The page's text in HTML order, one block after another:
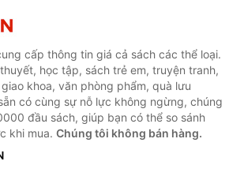
cấp thông tin giá cả sách các thể loại.
học tập, sách trẻ em, truyện tranh,
khoa, văn phòng phẩm, quà lưu
có cùng sự nỗ lực không ngừng, chúng
đầu sách, giúp bạn có thể so sánh
khi mua. Chúng tôi không bán hàng.